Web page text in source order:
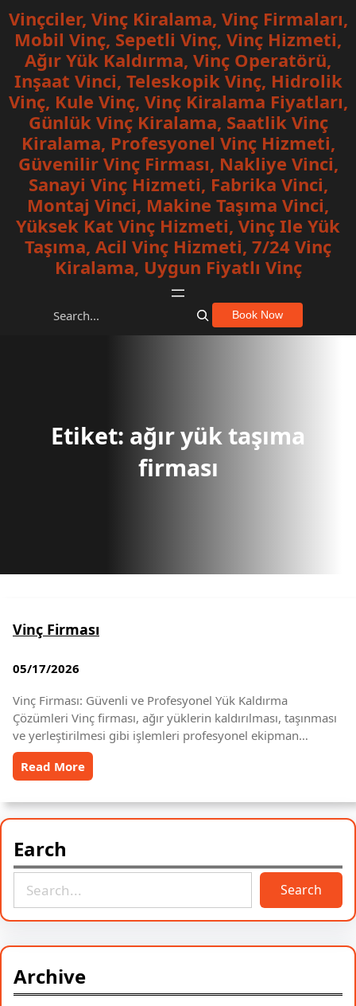
İçeriğe
geçVinçciler, Vinç Kiralama, Vinç Firmaları,
Mobil Vinç, Sepetli Vinç, Vinç Hizmeti,
Ağır Yük Kaldırma, Vinç Operatörü,
Inşaat Vinci, Teleskopik Vinç, Hidrolik
Vinç, Kule Vinç, Vinç Kiralama Fiyatları,
Günlük Vinç Kiralama, Saatlik Vinç
Kiralama, Profesyonel Vinç Hizmeti,
Güvenilir Vinç Firması, Nakliye Vinci,
Sanayi Vinç Hizmeti, Fabrika Vinci,
Montaj Vinci, Makine Taşıma Vinci,
Yüksek Kat Vinç Hizmeti, Vinç Ile Yük
Taşıma, Acil Vinç Hizmeti, 7/24 Vinç
Kiralama, Uygun Fiyatlı Vinç
S
Book Now
Etiket: ağır yük taşıma
firması
Vinç Firması
05/17/2026
Vinç Firması: Güvenli ve Profesyonel Yük Kaldırma
Çözümleri Vinç firması, ağır yüklerin kaldırılması, taşınması
ve yerleştirilmesi gibi işlemleri profesyonel ekipman…
Read More
Earch
a
h
Search
Archive